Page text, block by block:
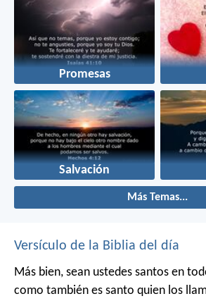
Promesas
Salvación
Más Temas...
Versículo de la Biblia del día
Más bien, sean ustedes santos en
como también es santo quien los